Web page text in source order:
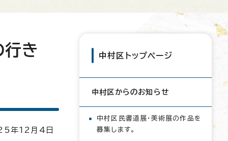
き
年12月4日
中村区トップページ
中村区からのお知らせ
中村区民書道展・美術展の作品を
募集します。